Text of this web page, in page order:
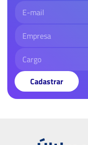
Cadastrar